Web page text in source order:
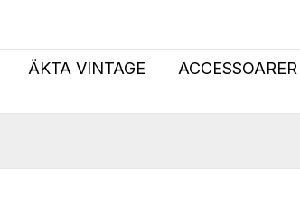
ÄKTA VINTAGE
ACCESSOARER